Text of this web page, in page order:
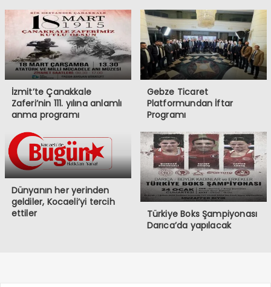
İzmit’te Çanakkale
Zaferi’nin 111. yılına anlamlı
anma programı
Gebze Ticaret
Platformundan İftar
Programı
Dünyanın her yerinden
geldiler, Kocaeli’yi tercih
ettiler
Türkiye Boks Şampiyonası
Darıca’da yapılacak